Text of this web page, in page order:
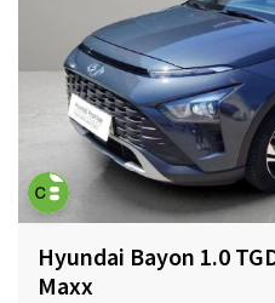
Hyundai Bayon 1.0
Maxx